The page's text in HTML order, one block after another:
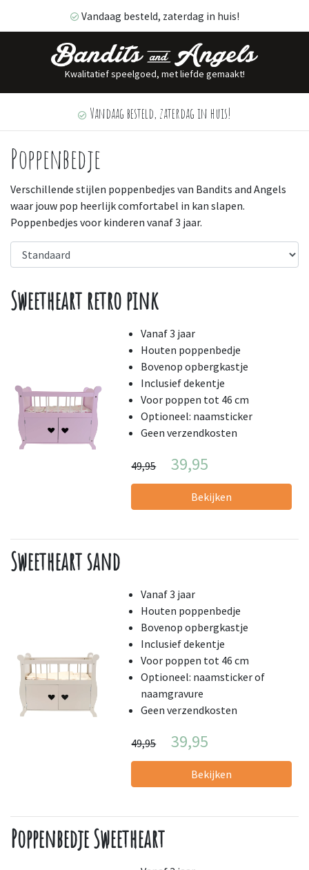
Vandaag besteld, zaterdag in huis!
Kwalitatief speelgoed, met liefde gemaakt!
Vandaag besteld, zaterdag in huis!
Poppenbedje
Verschillende stijlen poppenbedjes van Bandits and Angels
waar jouw pop heerlijk comfortabel in kan slapen.
Poppenbedjes voor kinderen vanaf 3 jaar.
Sweetheart retro pink
Vanaf 3 jaar
Houten poppenbedje
Bovenop opbergkastje
Inclusief dekentje
Voor poppen tot 46 cm
Optioneel: naamsticker
Geen verzendkosten
49,95 39,95
Bekijken
Sweetheart sand
Vanaf 3 jaar
Houten poppenbedje
Bovenop opbergkastje
Inclusief dekentje
Voor poppen tot 46 cm
Optioneel: naamsticker of
naamgravure
Geen verzendkosten
49,95 39,95
Bekijken
Poppenbedje Sweetheart